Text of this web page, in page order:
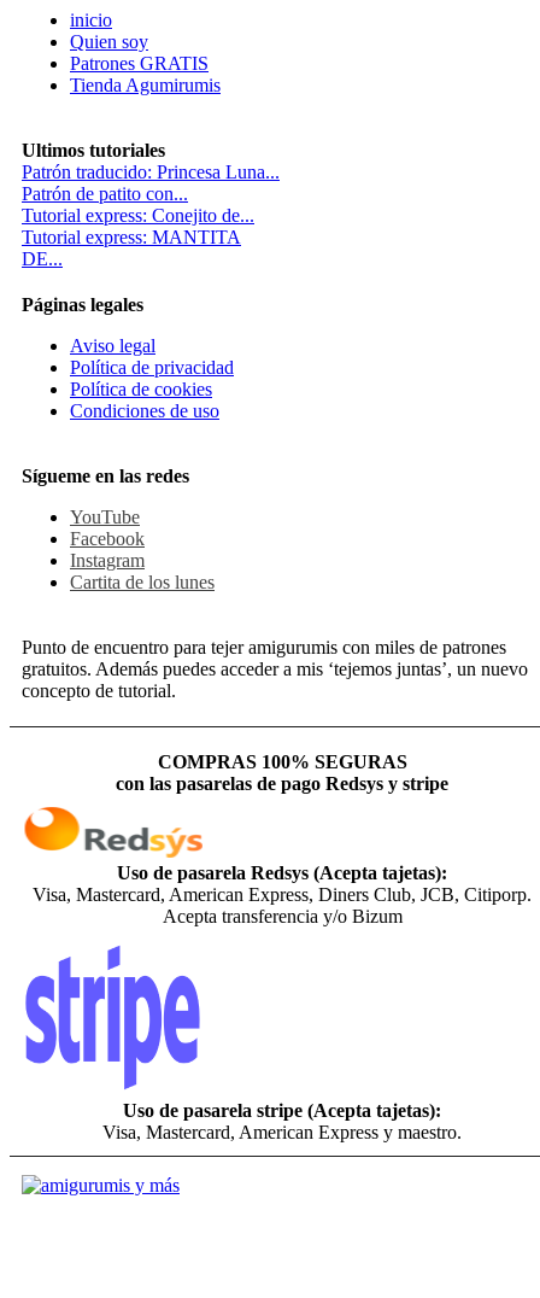
inicio
Quien soy
Patrones GRATIS
Tienda Agumirumis
Ultimos tutoriales
Patrón traducido: Princesa Luna...
Patrón de patito con...
Tutorial express: Conejito de...
Tutorial express: MANTITA
DE...
Páginas legales
Aviso legal
Política de privacidad
Política de cookies
Condiciones de uso
Sígueme en las redes
YouTube
Facebook
Instagram
Cartita de los lunes
Punto de encuentro para tejer amigurumis con miles de patrones
gratuitos. Además puedes acceder a mis ‘tejemos juntas’, un nuevo
concepto de tutorial.
COMPRAS 100% SEGURAS
con las pasarelas de pago Redsys y stripe
Uso de pasarela Redsys (Acepta tajetas):
Visa, Mastercard, American Express, Diners Club, JCB, Citiporp.
Acepta transferencia y/o Bizum
Uso de pasarela stripe (Acepta tajetas):
Visa, Mastercard, American Express y maestro.